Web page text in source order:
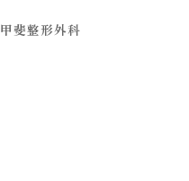
甲斐整形外科